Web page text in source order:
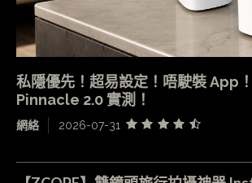
私隱優先！超易設定！唔駛裝 App
Pinnacle 2.0 實測！
網絡 2026-07-31